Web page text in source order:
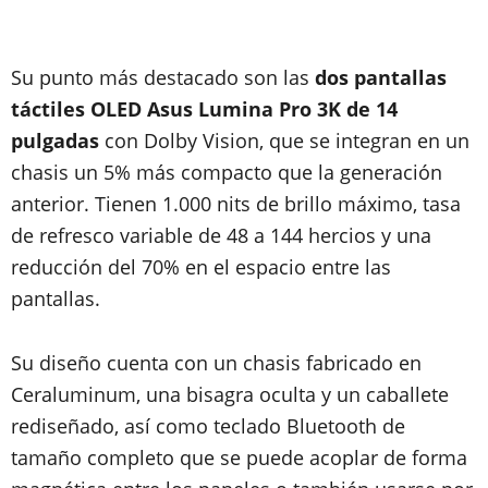
Su punto más destacado son las dos pantallas
táctiles OLED Asus Lumina Pro 3K de 14
pulgadas con Dolby Vision, que se integran en un
chasis un 5% más compacto que la generación
anterior. Tienen 1.000 nits de brillo máximo, tasa
de refresco variable de 48 a 144 hercios y una
reducción del 70% en el espacio entre las
pantallas.
Su diseño cuenta con un chasis fabricado en
Ceraluminum, una bisagra oculta y un caballete
rediseñado, así como teclado Bluetooth de
tamaño completo que se puede acoplar de forma